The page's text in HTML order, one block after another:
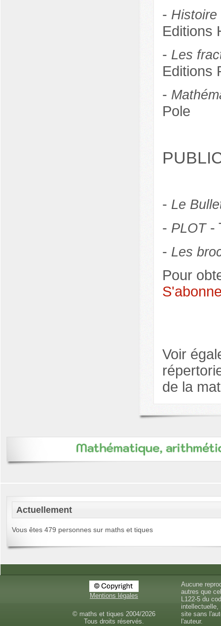
-
Editions
- Les
Editions
-
Pole
- Le
- PLOT-
- Les
Pour
Voir
de la
Actuellement
Vous êtes 479 personnes sur maths et tiques
Mentions légales
© maths et tiques 2004/2026
Tous droits réservés.
Aucune
autres que
L122-5 du
intellectuelle,
site sans
l'auteur.